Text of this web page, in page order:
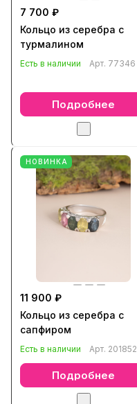
7 700 ₽
Кольцо из серебра с
турмалином
Есть в наличии Арт. 77346
Подробнее
НОВИНКА
11 900 ₽
Кольцо из серебра с
сапфиром
Есть в наличии Арт. 201852
Подробнее